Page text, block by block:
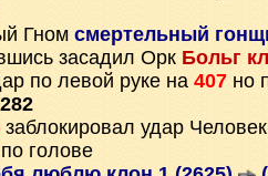
Гном смертельный
засадил Орк Больг
по левой руке на 407 но
282
заблокировал удар
по голове